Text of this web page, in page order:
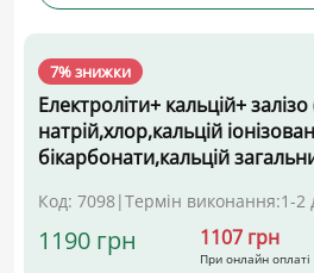
7% знижки
Електроліти+ кальцій+ залізо
натрій,хлор,кальцій
бікарбонати,кальцій
Код: 7098|Термін виконання:1-2
1190 грн 1107 грн
При онлайн оплаті